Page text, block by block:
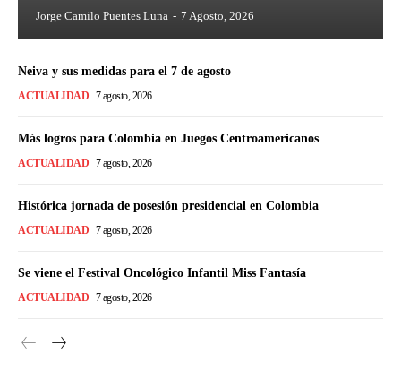
Jorge Camilo Puentes Luna - 7 Agosto, 2026
Neiva y sus medidas para el 7 de agosto
ACTUALIDAD 7 agosto, 2026
Más logros para Colombia en Juegos Centroamericanos
ACTUALIDAD 7 agosto, 2026
Histórica jornada de posesión presidencial en Colombia
ACTUALIDAD 7 agosto, 2026
Se viene el Festival Oncológico Infantil Miss Fantasía
ACTUALIDAD 7 agosto, 2026